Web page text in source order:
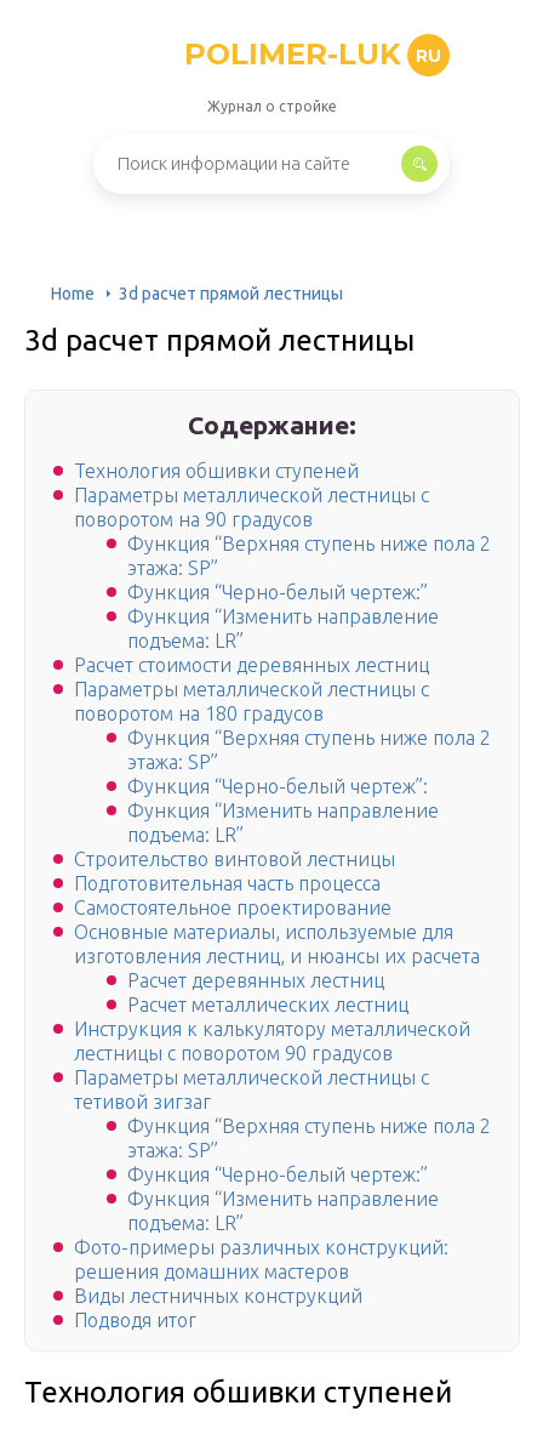
POLIMER-LUK RU
Журнал о стройке
Home 3d расчет прямой лестницы
3d расчет прямой лестницы
Содержание:
Технология обшивки ступеней
Параметры металлической лестницы с
поворотом на 90 градусов
Функция “Верхняя ступень ниже пола 2
этажа: SP”
Функция “Черно-белый чертеж:”
Функция “Изменить направление
подъема: LR”
Расчет стоимости деревянных лестниц
Параметры металлической лестницы с
поворотом на 180 градусов
Функция “Верхняя ступень ниже пола 2
этажа: SP”
Функция “Черно-белый чертеж”:
Функция “Изменить направление
подъема: LR”
Строительство винтовой лестницы
Подготовительная часть процесса
Самостоятельное проектирование
Основные материалы, используемые для
изготовления лестниц, и нюансы их расчета
Расчет деревянных лестниц
Расчет металлических лестниц
Инструкция к калькулятору металлической
лестницы с поворотом 90 градусов
Параметры металлической лестницы с
тетивой зигзаг
Функция “Верхняя ступень ниже пола 2
этажа: SP”
Функция “Черно-белый чертеж:”
Функция “Изменить направление
подъема: LR”
Фото-примеры различных конструкций:
решения домашних мастеров
Виды лестничных конструкций
Подводя итог
Технология обшивки ступеней